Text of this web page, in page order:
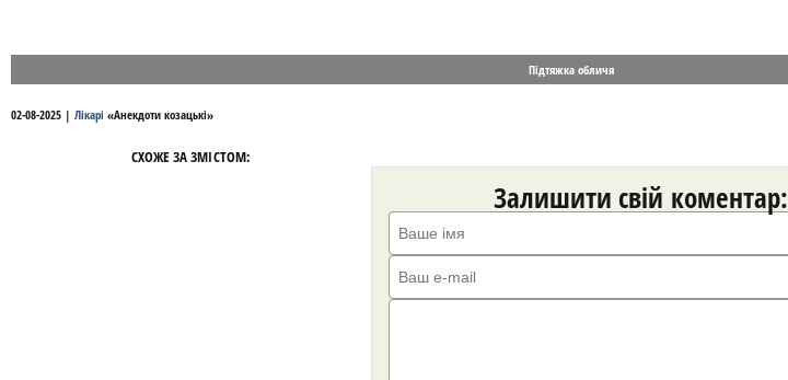
Підтяжка обличя
02-08-2025 | Лікарі «Анекдоти козацькі»
СХОЖЕ ЗА ЗМІСТОМ:
Залишити свій коментар: